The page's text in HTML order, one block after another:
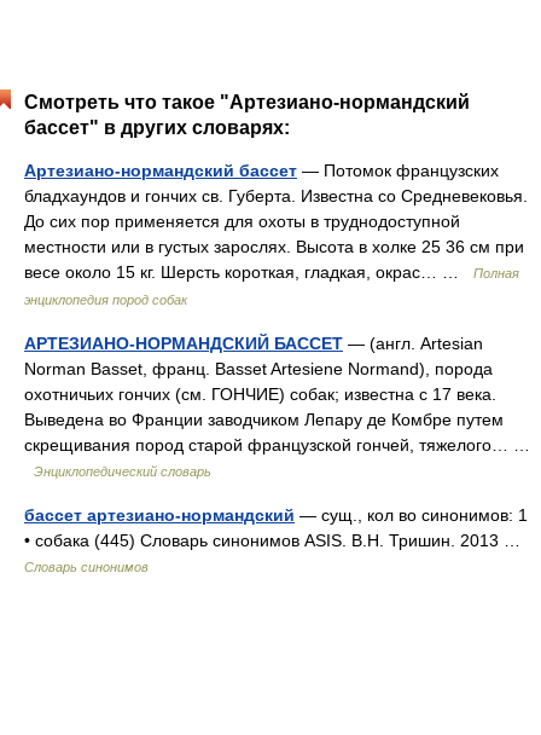
Смотреть что такое "Артезиано-нормандский
бассет" в других словарях:
Артезиано-нормандский бассет — Потомок французских
бладхаундов и гончих св. Губерта. Известна со Средневековья.
До сих пор применяется для охоты в труднодоступной
местности или в густых зарослях. Высота в холке 25 36 см при
весе около 15 кг. Шерсть короткая, гладкая, окрас… …
Полная
энциклопедия пород собак
АРТЕЗИАНО-НОРМАНДСКИЙ БАССЕТ — (англ. Artesian
Norman Basset, франц. Basset Artesiene Normand), порода
охотничьих гончих (см. ГОНЧИЕ) собак; известна с 17 века.
Выведена во Франции заводчиком Лепару де Комбре путем
скрещивания пород старой французской гончей, тяжелого… …
Энциклопедический словарь
бассет артезиано-нормандский — сущ., кол во синонимов: 1
• собака (445) Словарь синонимов ASIS. В.Н. Тришин. 2013 …
Словарь синонимов